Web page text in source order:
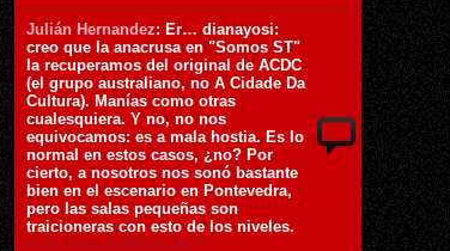
Julián Hernandez: Er… dianayosi:
creo que la anacrusa en "Somos ST"
la recuperamos del original de ACDC
(el grupo australiano, no A Cidade Da
Cultura). Manías como otras
cualesquiera. Y no, no nos
equivocamos: es a mala hostia. Es lo
normal en estos casos, ¿no? Por
cierto, a nosotros nos sonó bastante
bien en el escenario en Pontevedra,
pero las salas pequeñas son
traicioneras con esto de los niveles.
20 de Marzo de 2013 ás 05:23